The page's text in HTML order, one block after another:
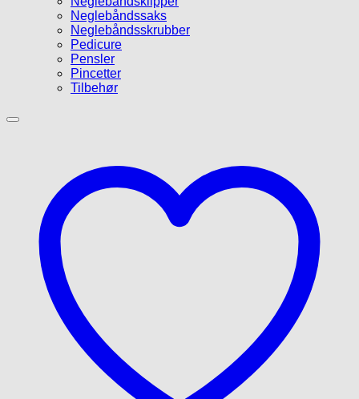
Neglebåndssaks
Neglebåndsskrubber
Pedicure
Pensler
Pincetter
Tilbehør